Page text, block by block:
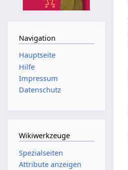
Navigation
Hauptseite
Hilfe
Impressum
Datenschutz
Wikiwerkzeuge
Spezialseiten
Attribute anzeigen